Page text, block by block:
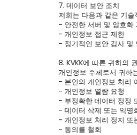
7. 데이터 보안 조치
저희는 다음과 같은 기
- 안전한 서버 및 암호화
- 개인정보 접근 제한
- 정기적인 보안 감사 및
8. KVKK에 따른 귀하의
개인정보 주체로서 귀하
- 본인의 개인정보 처리
- 개인정보 열람 요청
- 부정확한 데이터 정정
- 데이터 삭제 또는 익명
- 개인정보 처리 정지 또
- 동의를 철회